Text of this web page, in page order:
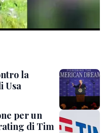
la
Usa
per un
di Tim